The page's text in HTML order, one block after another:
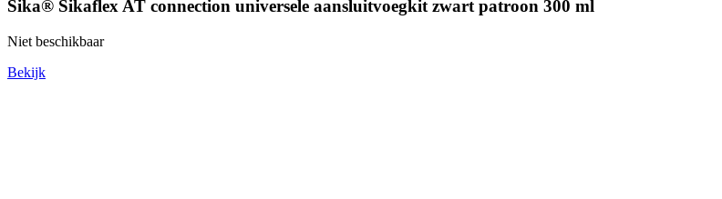
Sika® Sikaflex AT connection universele aansluitvoegkit zwart patroon 300 ml
Niet beschikbaar
Bekijk